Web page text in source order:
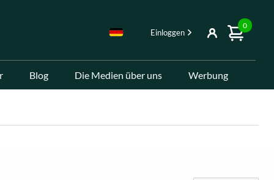
Einloggen
0
Blog Die Medien über uns Werbung